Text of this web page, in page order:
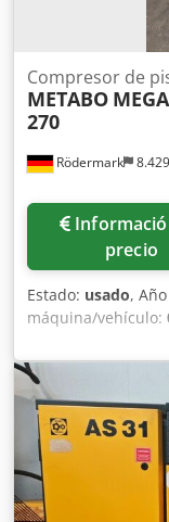
Rödermark
Compresor de
METABO
270
Información de
precio
Estado: usado,
máquina/vehículo:
Datos técnicos: -
funcionamiento
Capacidad del
aspiración: 585 l/
rotación del
4,0 kW -
necesario: aprox.
150 kg